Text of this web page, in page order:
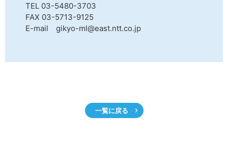
TEL 03-5480-3703
FAX 03-5713-9125
E-mail gikyo-ml@east.ntt.co.jp
一覧に戻る